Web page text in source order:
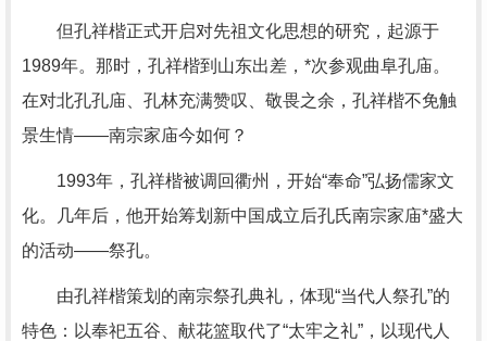
但孔祥楷正式开启对先祖文化思想的研究，起源于
1989年。那时，孔祥楷到山东出差，*次参观曲阜孔庙。
在对北孔孔庙、孔林充满赞叹、敬畏之余，孔祥楷不免触
景生情——南宗家庙今如何？
1993年，孔祥楷被调回衢州，开始“奉命”弘扬儒家文
化。几年后，他开始筹划新中国成立后孔氏南宗家庙*盛大
的活动——祭孔。
由孔祥楷策划的南宗祭孔典礼，体现“当代人祭孔”的
特色：以奉祀五谷、献花篮取代了“太牢之礼”，以现代人